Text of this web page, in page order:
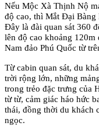
Nếu Mộc Xà Thịnh Nộ
độ cao, thì Mắt Đại Bàng
Đây là đài quan sát 360
lên độ cao khoảng 120m
Nam đảo Phú Quốc từ
Từ cabin quan sát, du
trời rộng lớn, những
trong trẻo đặc trưng của
từ từ, cảm giác háo hức
thái, đồng thời du khách
ngọc.